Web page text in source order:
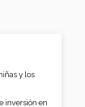
y los
inversión en